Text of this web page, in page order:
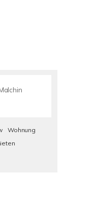
Wohnung